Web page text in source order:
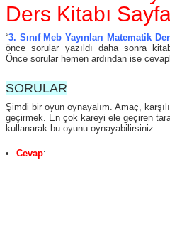
Ders Kitabı
“3. Sınıf Meb Yayınları Matematik
önce sorular yazıldı daha sonra
Önce sorular hemen ardından ise
SORULAR
Şimdi bir oyun oynayalım. Amaç,
geçirmek. En çok kareyi ele geçiren
kullanarak bu oyunu oynayabilirsiniz.
Cevap: